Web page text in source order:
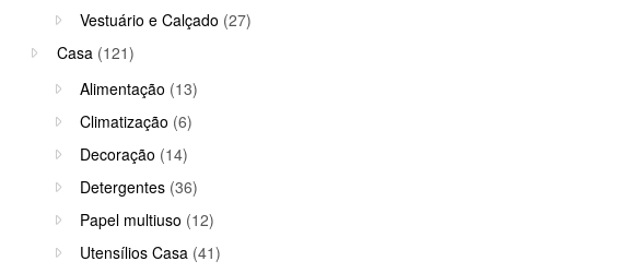
Vestuário e Calçado (27)
Casa (121)
Alimentação (13)
Climatização (6)
Decoração (14)
Detergentes (36)
Papel multiuso (12)
Utensílios Casa (41)